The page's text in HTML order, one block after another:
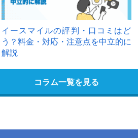
イースマイルの評判・口コミはど
う？料金・対応・注意点を中立的に
解説
コラム一覧を見る